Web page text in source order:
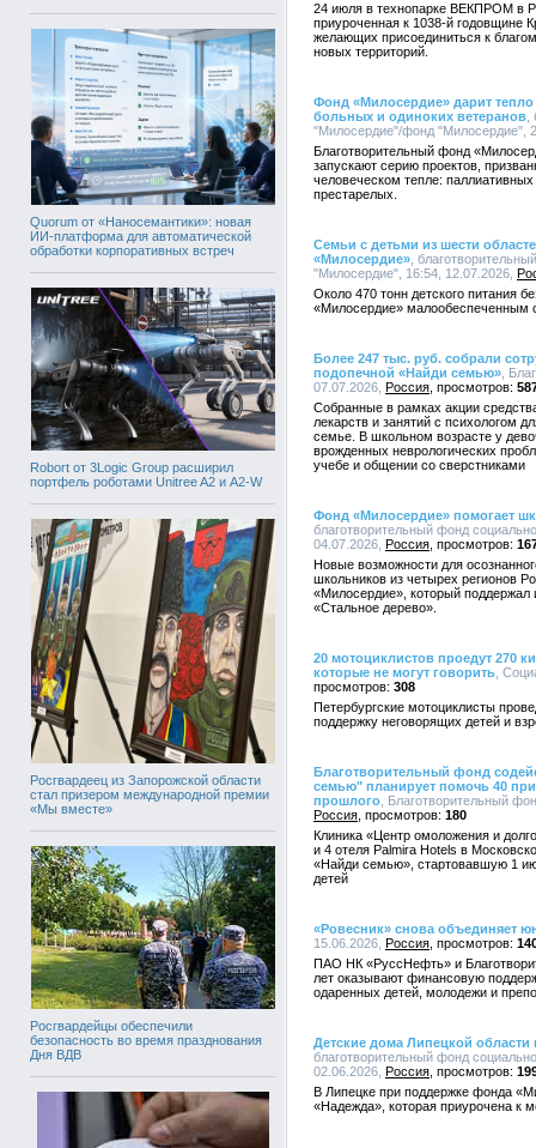
Quorum от «Наносемантики»: новая
ИИ-платформа для автоматической
обработки корпоративных встреч
Robort от 3Logic Group расширил
портфель роботами Unitree A2 и A2-W
Росгвардеец из Запорожской области
стал призером международной премии
«Мы вместе»
Росгвардейцы обеспечили
безопасность во время празднования
Дня ВДВ
24 июля в технопарке ВЕКПРОМ в
приуроченная к 1038-й годовщине
желающих присоединиться к
новых территорий.
Фонд «Милосердие» дарит
больных и одиноких ветеранов
"Милосердие"/фонд "Милосердие",
Благотворительный фонд
запускают серию проектов,
человеческом тепле:
престарелых.
Семьи с детьми из шести
«Милосердие» ,
"Милосердие", 16:54, 12.07.2026,
Около 470 тонн детского питания
«Милосердие» малообеспеченным
Более 247 тыс. руб. собрали
подопечной «Найди семью» ,
07.07.2026, Россия
Собранные в рамках акции
лекарств и занятий с психологом
семье. В школьном возрасте у
врожденных неврологических
учебе и общении со сверстниками
Фонд «Милосердие» помогает
благотворительный фонд
04.07.2026, Россия
Новые возможности для
школьников из четырех регионов
«Милосердие», который поддержал
«Стальное дерево».
20 мотоциклистов проедут 270
которые не могут говорить ,
308
Петербургские мотоциклисты
поддержку неговорящих детей и
Благотворительный фонд
семью" планирует помочь 40
прошлого , Благотворительный
Россия
180
Клиника «Центр омоложения и
и 4 отеля Palmira Hotels в
«Найди семью», стартовавшую 1
детей
«Ровесник» снова объединяет
15.06.2026, Россия
ПАО НК «РуссНефть» и
лет оказывают финансовую
одаренных детей, молодежи и
Детские дома Липецкой
благотворительный фонд
02.06.2026, Россия
В Липецке при поддержке фонда
«Надежда», которая приурочена к